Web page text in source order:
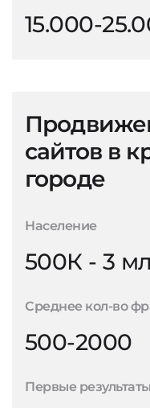
15.000-
сайтов в
городе
Население
500К - 3
Среднее кол-во
500-2000
Первые результаты